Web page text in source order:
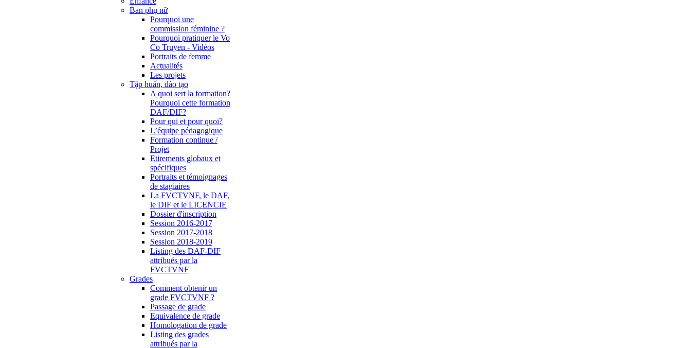
Ban phụ nữ
Pourquoi une
commission féminine ?
Pourquoi pratiquer le Vo
Co Truyen - Vidéos
Portraits de femme
Actualités
Les projets
Tập huấn, đào tạo
A quoi sert la formation?
Pourquoi cette formation
DAF/DIF?
Pour qui et pour quoi?
L’équipe pédagogique
Formation continue /
Projet
Etirements globaux et
spécifiques
Portraits et témoignages
de stagiaires
La FVCTVNF, le DAF,
le DIF et le LICENCIE
Dossier d'inscription
Session 2016-2017
Session 2017-2018
Session 2018-2019
Listing des DAF-DIF
attribués par la
FVCTVNF
Grades
Comment obtenir un
grade FVCTVNF ?
Passage de grade
Equivalence de grade
Homologation de grade
Listing des grades
attribués par la